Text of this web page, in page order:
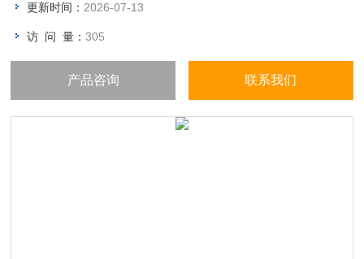
更新时间： 2026-07-13
访 问 量：305
产品咨询 联系我们